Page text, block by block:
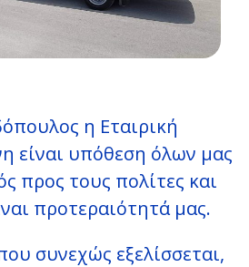
η Εταιρική
είναι υπόθεση όλων μας
προς τους πολίτες και
προτεραιότητά μας.
συνεχώς εξελίσσεται,